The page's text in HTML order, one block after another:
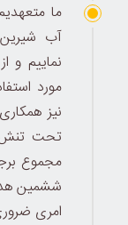
ما
آب
نماییم و
مورد
نیز
تحت
مجموع
ششمین
امری